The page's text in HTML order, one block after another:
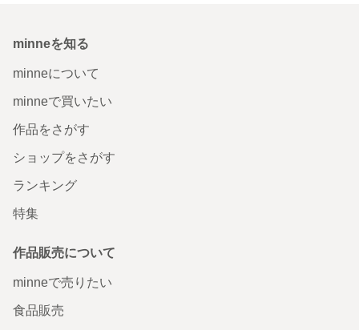
minneを知る
minneについて
minneで買いたい
作品をさがす
ショップをさがす
ランキング
特集
作品販売について
minneで売りたい
食品販売